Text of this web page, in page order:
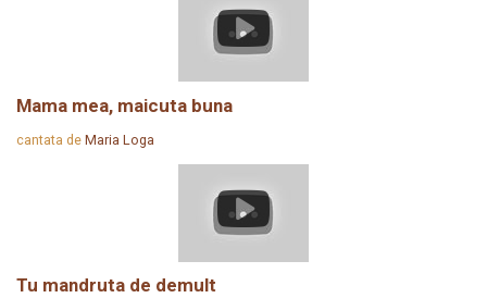
Mama mea, maicuta buna
cantata de Maria Loga
Tu mandruta de demult